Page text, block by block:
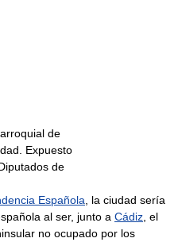
de
Expuesto
de
Española , la ciudad sería
al ser, junto a Cádiz , el
no ocupado por los